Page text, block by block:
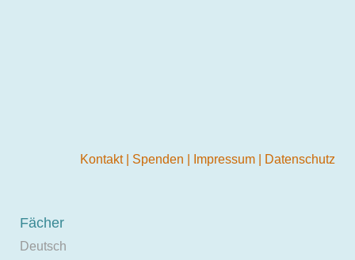
Kontakt Spenden Impressum Datenschutz
Fächer
Deutsch